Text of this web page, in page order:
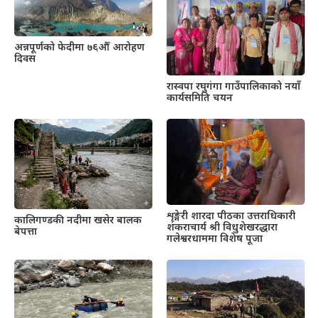
अन्नपूर्णको फेदीमा ७६औँ आरोहण
दिवस
रास्वपा रघुगंगा गाउँपालिकाको नयाँ
कार्यसमिति चयन
कालिगण्डकी नदीमा खसेर बालक
बेपत्ता
शृङ्गेरी शारदा पीठका उत्तराधिकारी
शंकराचार्य श्री विधुशेखरद्धारा
गलेश्वरधाममा विशेष पूजा